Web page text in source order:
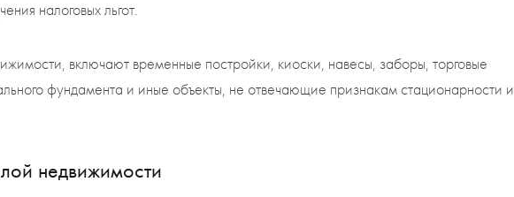
налоговых льгот.
включают временные постройки, киоски, навесы, заборы, торговые
фундамента и иные объекты, не отвечающие признакам стационарности и
недвижимости